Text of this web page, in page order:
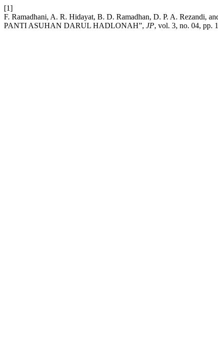
[1]
F. Ramadhani, A. R. Hidayat, B. D. Ramadhan, D. P. A.
PANTI ASUHAN DARUL HADLONAH”, JP, vol. 3, no. 04, pp.